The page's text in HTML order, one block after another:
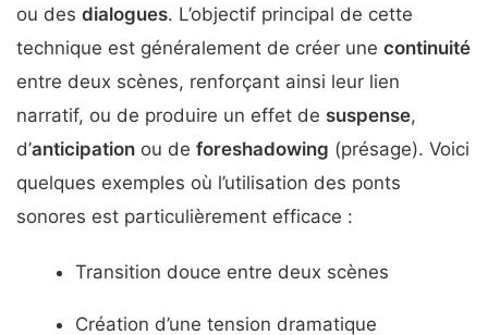
ou des dialogues. L’objectif principal de cette
technique est généralement de créer une continuité
entre deux scènes, renforçant ainsi leur lien
narratif, ou de produire un effet de suspense,
d’anticipation ou de foreshadowing (présage). Voici
quelques exemples où l’utilisation des ponts
sonores est particulièrement efficace :
Transition douce entre deux scènes
Création d’une tension dramatique